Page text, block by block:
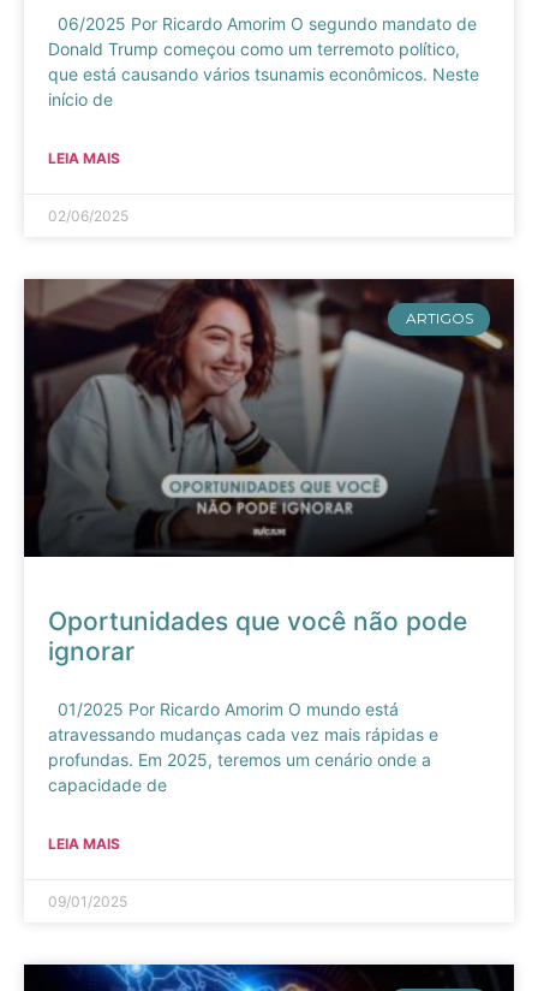
06/2025 Por Ricardo Amorim O segundo mandato de
Donald Trump começou como um terremoto político,
que está causando vários tsunamis econômicos. Neste
início de
LEIA MAIS
02/06/2025
ARTIGOS
Oportunidades que você não pode
ignorar
01/2025 Por Ricardo Amorim O mundo está
atravessando mudanças cada vez mais rápidas e
profundas. Em 2025, teremos um cenário onde a
capacidade de
LEIA MAIS
09/01/2025